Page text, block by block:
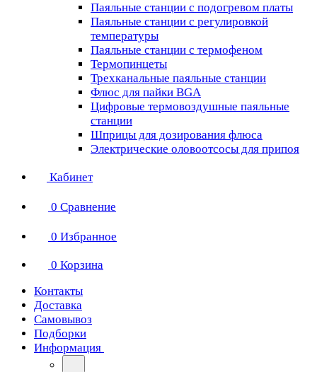
Паяльные станции с подогревом платы
Паяльные станции с регулировкой
температуры
Паяльные станции с термофеном
Термопинцеты
Трехканальные паяльные станции
Флюс для пайки BGA
Цифровые термовоздушные паяльные
станции
Шприцы для дозирования флюса
Электрические оловоотсосы для припоя
Кабинет
0 Сравнение
0 Избранное
0 Корзина
Контакты
Доставка
Самовывоз
Подборки
Информация